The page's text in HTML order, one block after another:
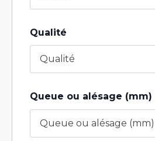
Qualité
Qualité
Queue ou alésage (mm)
Queue ou alésage (mm)